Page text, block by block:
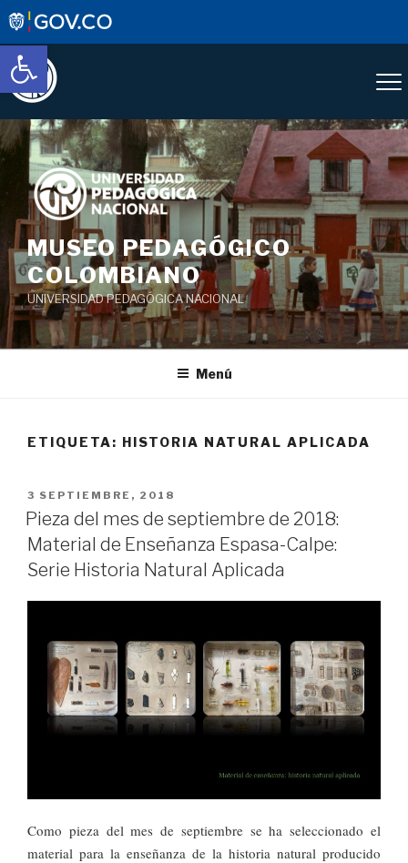
Abrir barra de herramientas
Saltar
al
contenido
MUSEO PEDAGÓGICO
COLOMBIANO
UNIVERSIDAD PEDAGÓGICA NACIONAL
Menú
ETIQUETA: HISTORIA NATURAL APLICADA
PUBLICADO
EL
3 SEPTIEMBRE, 2018
Pieza del mes de septiembre de 2018:
Material de Enseñanza Espasa-Calpe:
Serie Historia Natural Aplicada
Como pieza del mes de septiembre se ha seleccionado el
material para la enseñanza de la historia natural producido